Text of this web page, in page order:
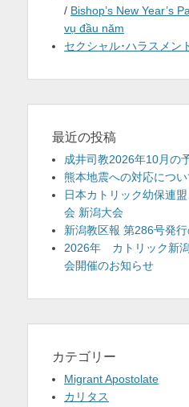
/ Bishop’s New Year’s
vụ đầu năm
セクシャル･ハラスメン
最近の投稿
成井司教2026年10月の
熊本地震への対応につい
日本カトリック幼保連
会 新潟大会
新潟教区報 第286号発
2026年 カトリック新
会開催のお知らせ
カテゴリー
Migrant Apostolate
カリタス